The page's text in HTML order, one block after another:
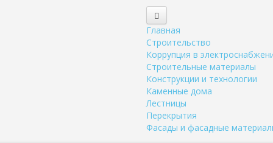
Главная
Строительство
Коррупция в
Строительные материалы
Конструкции и технологии
Каменные дома
Лестницы
Перекрытия
Фасады и фасадные